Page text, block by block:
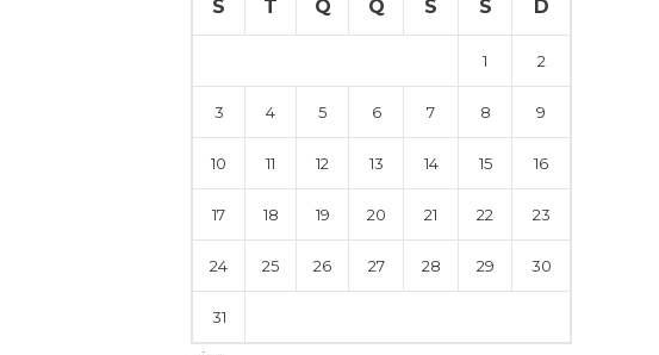
S T Q Q S S D
1 2
3 4 5 6 7 8 9
10 11 12 13 14 15 16
17 18 19 20 21 22 23
24 25 26 27 28 29 30
31